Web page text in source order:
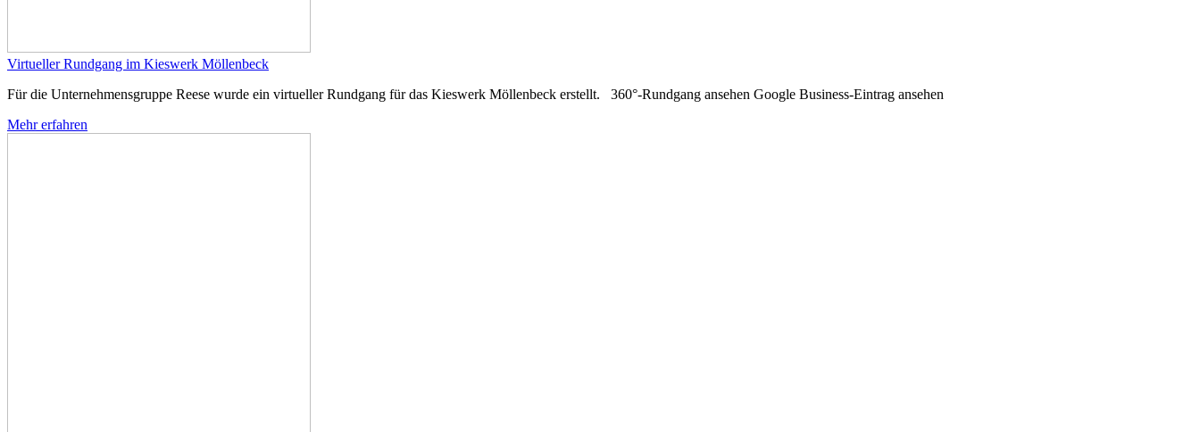
Virtueller Rundgang im Kieswerk Möllenbeck
Für die Unternehmensgruppe Reese wurde ein virtueller Rundgang für das Kieswerk Möllenbeck erstellt. 360°-Rundgang ansehen Google Business-Eintrag ansehen
Mehr erfahren